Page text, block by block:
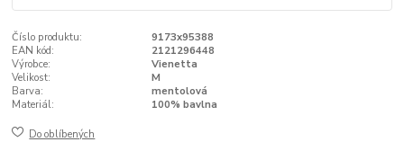
Číslo produktu:
9173x95388
EAN kód:
2121296448
Výrobce:
Vienetta
Velikost:
M
Barva:
mentolová
Materiál:
100% bavlna
Do oblíbených